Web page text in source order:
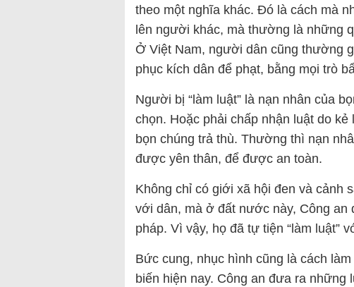
theo một nghĩa khác. Đó là cách mà
lên người khác, mà thường là những
Ở Việt Nam, người dân cũng thường
phục kích dân để phạt, bằng mọi trò
Người bị “làm luật” là nạn nhân của
chọn. Hoặc phải chấp nhận luật do
bọn chúng trả thù. Thường thì nạn
được yên thân, để được an toàn.
Không chỉ có giới xã hội đen và cảnh
với dân, mà ở đất nước này, Công
pháp. Vì vậy, họ đã tự tiện “làm luật”
Bức cung, nhục hình cũng là cách
biến hiện nay. Công an đưa ra